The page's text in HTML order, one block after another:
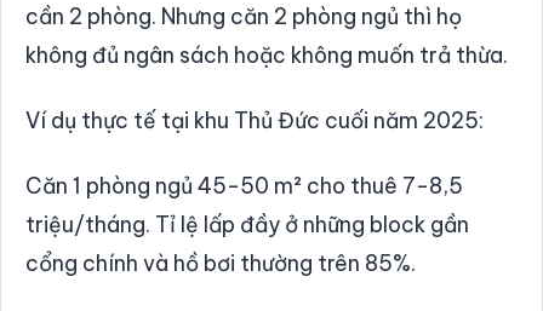
cần 2 phòng. Nhưng căn 2 phòng ngủ thì họ
không đủ ngân sách hoặc không muốn trả thừa.
Ví dụ thực tế tại khu Thủ Đức cuối năm 2025:
Căn 1 phòng ngủ 45-50 m² cho thuê 7-8,5
triệu/tháng. Tỉ lệ lấp đầy ở những block gần
cổng chính và hồ bơi thường trên 85%.